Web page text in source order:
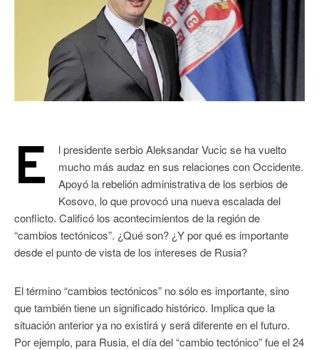
E
l presidente serbio Aleksandar Vucic se ha vuelto
mucho más audaz en sus relaciones con Occidente.
Apoyó la rebelión administrativa de los serbios de
Kosovo, lo que provocó una nueva escalada del
conflicto. Calificó los acontecimientos de la región de
“cambios tectónicos”. ¿Qué son? ¿Y por qué es importante
desde el punto de vista de los intereses de Rusia?
El término “cambios tectónicos” no sólo es importante, sino
que también tiene un significado histórico. Implica que la
situación anterior ya no existirá y será diferente en el futuro.
Por ejemplo, para Rusia, el día del “cambio tectónico” fue el 24